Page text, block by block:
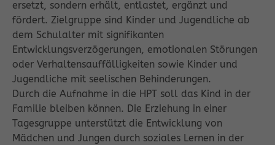
ersetzt, sondern erhält, entlastet, ergänzt und
fördert. Zielgruppe sind Kinder und Jugendliche ab
dem Schulalter mit signifikanten
Entwicklungsverzögerungen, emotionalen Störungen
oder Verhaltensauffälligkeiten sowie Kinder und
Jugendliche mit seelischen Behinderungen.
Durch die Aufnahme in die HPT soll das Kind in der
Familie bleiben können. Die Erziehung in einer
Tagesgruppe unterstützt die Entwicklung von
Mädchen und Jungen durch soziales Lernen in der